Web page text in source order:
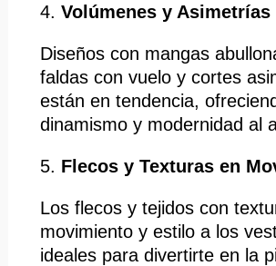
4. Volúmenes y Asimetrías
Diseños con mangas
faldas con vuelo y cortes
están en tendencia,
dinamismo y modernidad al
5. Flecos y Texturas en
Los flecos y tejidos con
movimiento y estilo a los
ideales para divertirte en la